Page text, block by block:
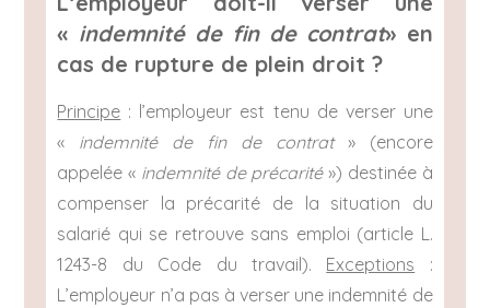
« indemnité de fin de contrat» en
cas de rupture de plein droit ?
Principe : l’employeur est tenu de verser une
« indemnité de fin de contrat» (encore
appelée « indemnité de précarité») destinée à
compenser la précarité de la situation du
salarié qui se retrouve sans emploi (article L.
1243-8 du Code du travail). Exceptions :
L’employeur n’a pas à verser une indemnité de